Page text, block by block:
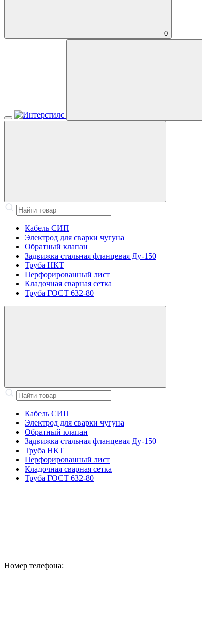
0
Кабель СИП
Электрод для сварки чугуна
Обратный клапан
Задвижка стальная фланцевая Ду-150
Труба НКТ
Перфорированный лист
Кладочная сварная сетка
Труба ГОСТ 632-80
Кабель СИП
Электрод для сварки чугуна
Обратный клапан
Задвижка стальная фланцевая Ду-150
Труба НКТ
Перфорированный лист
Кладочная сварная сетка
Труба ГОСТ 632-80
Номер телефона: